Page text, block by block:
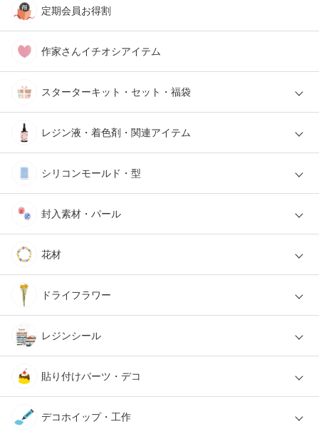
定期会員お得割
作家さんイチオシアイテム
スターターキット・セット・福袋
レジン液・着色剤・関連アイテム
シリコンモールド・型
封入素材・パール
花材
ドライフラワー
レジンシール
貼り付けパーツ・デコ
デコホイップ・工作